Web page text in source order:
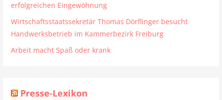
erfolgreichen Eingewöhnung
Wirtschaftsstaatssekretär Thomas Dörflinger besucht
Handwerksbetrieb im Kammerbezirk Freiburg
Arbeit macht Spaß oder krank
Presse-Lexikon